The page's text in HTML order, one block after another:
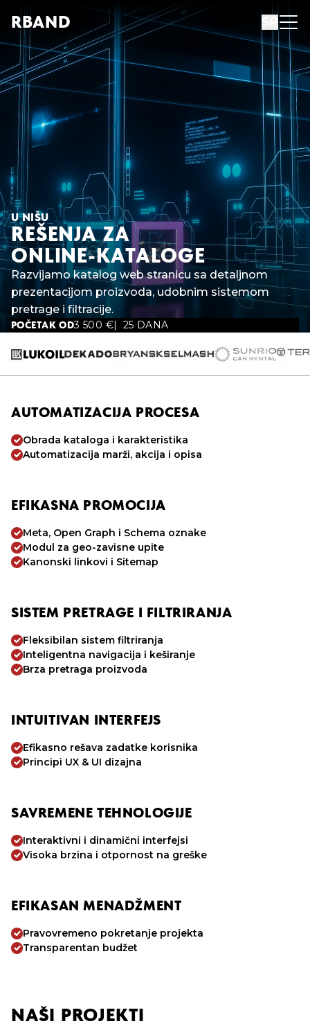
RBAND
REŠENJA ZA
ONLINE-KATALOGE
U NIŠU
Razvijamo katalog web stranicu sa detaljnom
prezentacijom proizvoda, udobnim sistemom
pretrage i filtracije.
POČETAK OD3 500 € 25 DANA
AUTOMATIZACIJA PROCESA
Obrada kataloga i karakteristika
Automatizacija marži, akcija i opisa
EFIKASNA PROMOCIJA
Meta, Open Graph i Schema oznake
Modul za geo-zavisne upite
Kanonski linkovi i Sitemap
SISTEM PRETRAGE I FILTRIRANJA
Fleksibilan sistem filtriranja
Inteligentna navigacija i keširanje
Brza pretraga proizvoda
INTUITIVAN INTERFEJS
Efikasno rešava zadatke korisnika
Principi UX & UI dizajna
SAVREMENE TEHNOLOGIJE
Interaktivni i dinamični interfejsi
Visoka brzina i otpornost na greške
EFIKASAN MENADŽMENT
Pravovremeno pokretanje projekta
Transparentan budžet
NAŠI PROJEKTI